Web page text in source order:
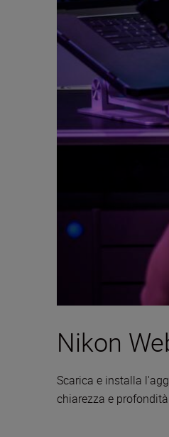
Nikon
Scarica e installa
chiarezza e